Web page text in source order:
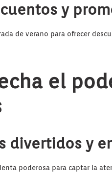
y
de verano para ofrecer
el
divertidos y
poderosa para captar la